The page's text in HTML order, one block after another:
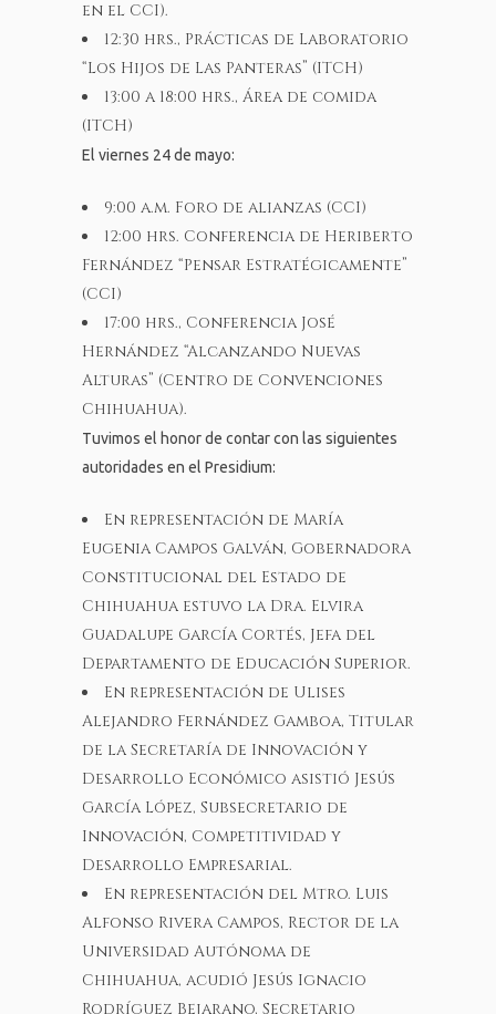
en el CCI).
12:30 hrs., Prácticas de Laboratorio
“Los Hijos de Las Panteras” (ITCH)
13:00 a 18:00 hrs., Área de comida
(ITCH)
El viernes 24 de mayo:
9:00 a.m. Foro de alianzas (CCI)
12:00 hrs. Conferencia de Heriberto
Fernández “Pensar Estratégicamente”
(CCI)
17:00 hrs., Conferencia José
Hernández “Alcanzando Nuevas
Alturas” (Centro de Convenciones
Chihuahua).
Tuvimos el honor de contar con las siguientes
autoridades en el Presidium:
En representación de María
Eugenia Campos Galván, Gobernadora
Constitucional del Estado de
Chihuahua estuvo la Dra. Elvira
Guadalupe García Cortés, Jefa del
Departamento de Educación Superior.
En representación de Ulises
Alejandro Fernández Gamboa, Titular
de la Secretaría de Innovación y
Desarrollo Económico asistió Jesús
García López, Subsecretario de
Innovación, Competitividad y
Desarrollo Empresarial.
En representación del Mtro. Luis
Alfonso Rivera Campos, Rector de la
Universidad Autónoma de
Chihuahua, acudió Jesús Ignacio
Rodríguez Bejarano, Secretario